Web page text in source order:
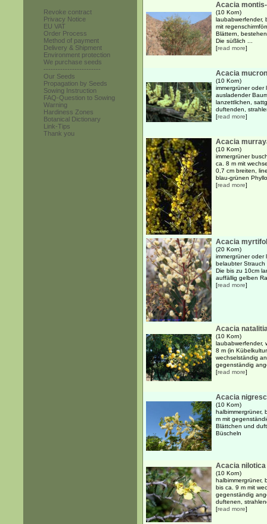
Revoke contract
Privacy Notice
EU VAT
Order Process
Method of payment
Delivery & Shipment
Environment protection
We purchase seeds
------------------------
Our Seeds
Propagation by Seeds
Sowing Instruction
FAQ-Question to Sowing
Warning
Hardiness Zones
Botanical Dictionary
Link-Tips
Thank you
Acacia
(10 Korn)
laubabwerfender,
mit
Blättern,
Die süßlich ...
[read more]
Acacia
(10 Korn)
immergrüner oder
ausladender
lanzettlichen,
duftenden,
[read more]
Acacia
(10 Korn)
immergrüner
ca. 8 m mit
0,7 cm breiten,
blau-grünen
[read more]
Acacia
(20 Korn)
immergrüner oder
belaubter Strauch
Die bis zu 10cm
auffällig gelben
[read more]
Acacia
(10 Korn)
laubabwerfender,
8 m (in
wechselständig
gegenständig
[read more]
Acacia
(10 Korn)
halbimmergrüner,
m mit
Blättchen und
Büscheln
Acacia nilotica
(10 Korn)
halbimmergrüner,
bis ca. 9 m mit
gegenständig
duftenen,
[read more]